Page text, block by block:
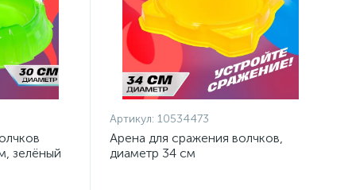
зелёный
Артикул: 10534473
Арена для сражения волчков,
диаметр 34 см